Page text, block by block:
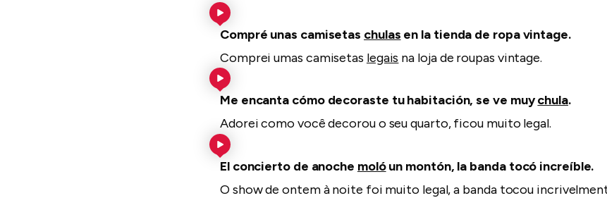
Compré unas camisetas chulas en la tienda de ropa vintage.
Comprei umas camisetas legais na loja de roupas vintage.
Me encanta cómo decoraste tu habitación, se ve muychula.
Adorei como você decorou o seu quarto, ficou muito legal.
El concierto de anoche molóun montón, la banda tocó increíble.
O show de ontem à noite foi muito legal, a banda tocou